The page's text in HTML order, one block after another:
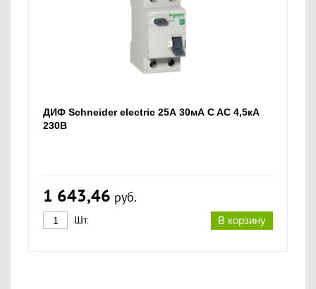
ДИФ Schneider electric 25А 30мА C AC 4,5кА
230В
1 643,46 руб.
В корзину
Шт.